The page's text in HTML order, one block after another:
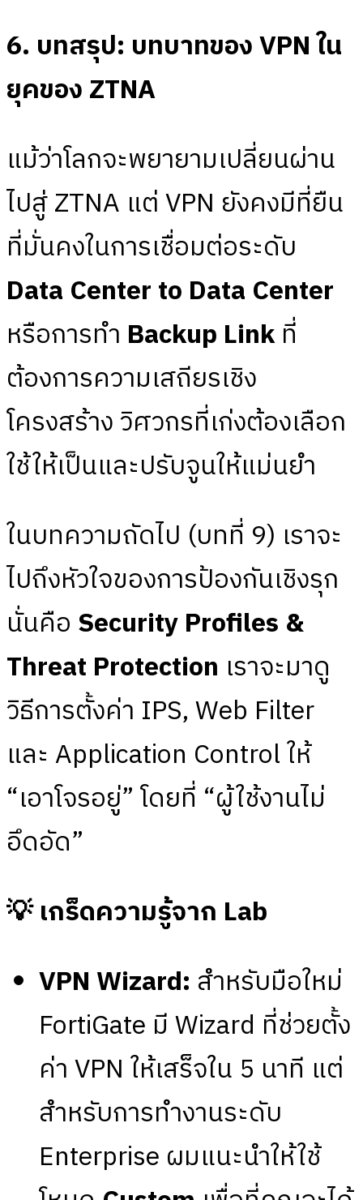
6. บทสรุป: บทบาทของ VPN ใน
ยุคของ ZTNA
แม้ว่าโลกจะพยายามเปลี่ยนผ่าน
ไปสู่ ZTNA แต่ VPN ยังคงมีที่ยืน
ที่มั่นคงในการเชื่อมต่อระดับ
Data Center to Data Center
หรือการทำ Backup Linkที่
ต้องการความเสถียรเชิง
โครงสร้าง วิศวกรที่เก่งต้องเลือก
ใช้ให้เป็นและปรับจูนให้แม่นยำ
ในบทความถัดไป (บทที่ 9) เราจะ
ไปถึงหัวใจของการป้องกันเชิงรุก
นั่นคือ Security Profiles &
Threat Protection เราจะมาดู
วิธีการตั้งค่า IPS, Web Filter
และ Application Control ให้
“เอาโจรอยู่” โดยที่ “ผู้ใช้งานไม่
อึดอัด”
💡เกร็ดความรู้จาก Lab
VPN Wizard: สำหรับมือใหม่
FortiGate มี Wizard ที่ช่วยตั้ง
ค่า VPN ให้เสร็จใน 5 นาที แต่
สำหรับการทำงานระดับ
Enterprise ผมแนะนำให้ใช้